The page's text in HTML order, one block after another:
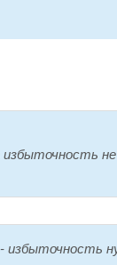
избыточность